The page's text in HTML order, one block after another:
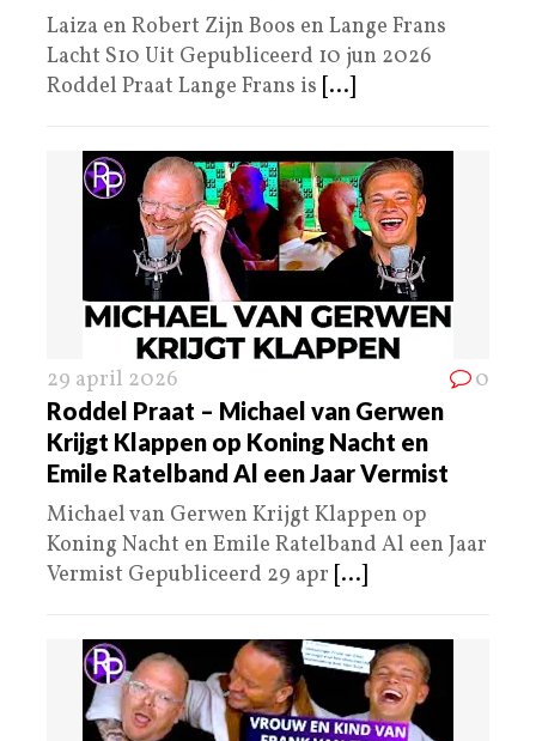
Laiza en Robert Zijn Boos en Lange Frans
Lacht S10 Uit Gepubliceerd 10 jun 2026
Roddel Praat Lange Frans is [...]
29 april 2026 0
Roddel Praat – Michael van Gerwen
Krijgt Klappen op Koning Nacht en
Emile Ratelband Al een Jaar Vermist
Michael van Gerwen Krijgt Klappen op
Koning Nacht en Emile Ratelband Al een Jaar
Vermist Gepubliceerd 29 apr [...]